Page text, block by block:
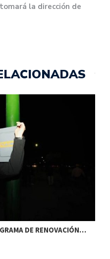
la dirección de
DE RENOVACIÓN…